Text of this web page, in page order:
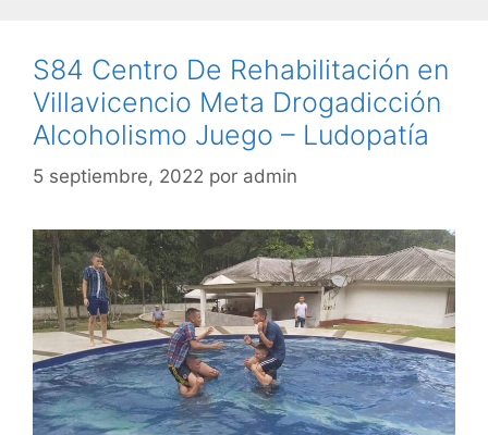
S84 Centro De Rehabilitación en
Villavicencio Meta Drogadicción
Alcoholismo Juego – Ludopatía
5 septiembre, 2022 por admin